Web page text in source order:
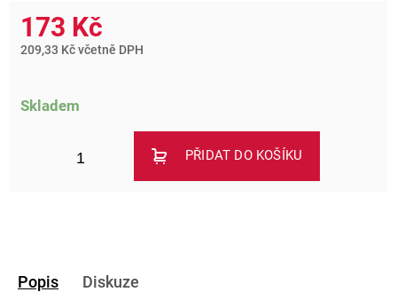
173 Kč
209,33 Kč včetně DPH
Skladem
PŘIDAT DO KOŠÍKU
Popis Diskuze